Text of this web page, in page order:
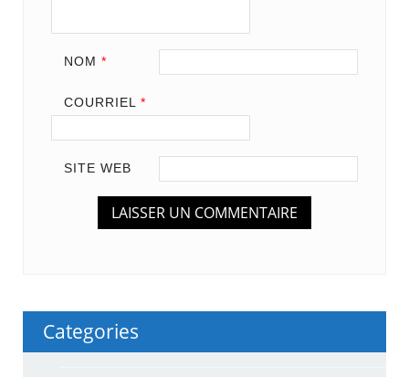
NOM *
COURRIEL *
SITE WEB
Categories